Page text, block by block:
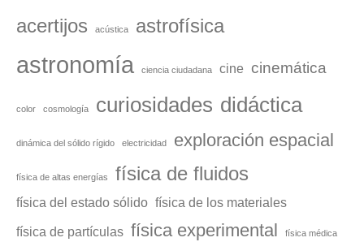
acertijos acústica astrofísica
astronomía ciencia ciudadana cine cinemática
color cosmología curiosidades didáctica
dinámica del sólido rígido electricidad exploración espacial
física de altas energías física de fluidos
física del estado sólido física de los materiales
física de partículas física experimental física médica